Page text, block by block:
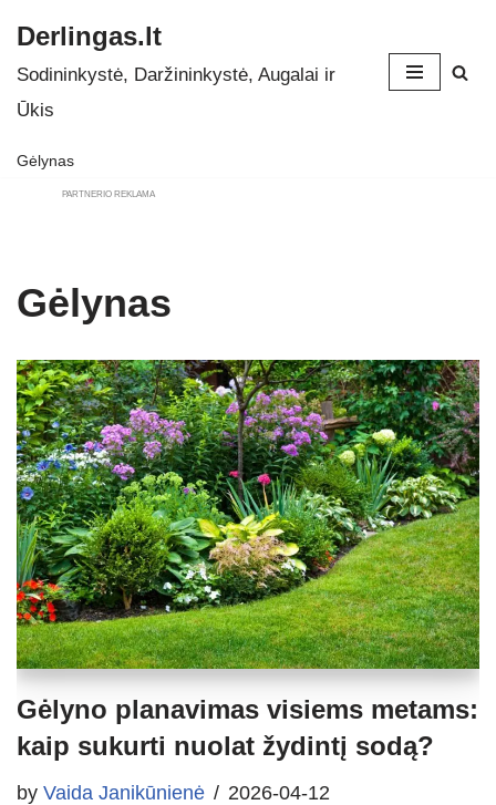
Skip
to
Derlingas.lt
Sodininkystė, Daržininkystė, Augalai ir
Ūkis
Gėlynas
PARTNERIO REKLAMA
Gėlynas
Gėlyno planavimas visiems metams:
kaip sukurti nuolat žydintį sodą?
by Vaida Janikūnienė 2026-04-12